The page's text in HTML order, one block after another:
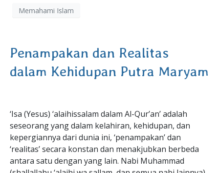
Memahami Islam
Penampakan dan Realitas
dalam Kehidupan Putra Maryam
‘Isa (Yesus) ‘alaihissalam dalam Al-Qur’an’ adalah
seseorang yang dalam kelahiran, kehidupan, dan
kepergiannya dari dunia ini, ‘penampakan’ dan
‘realitas’ secara konstan dan menakjubkan berbeda
antara satu dengan yang lain. Nabi Muhammad